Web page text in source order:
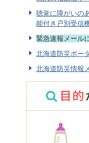
聴覚に障がいの
能付き戸別受信
緊急速報メール
北海道防災ポー
北海道防災情報